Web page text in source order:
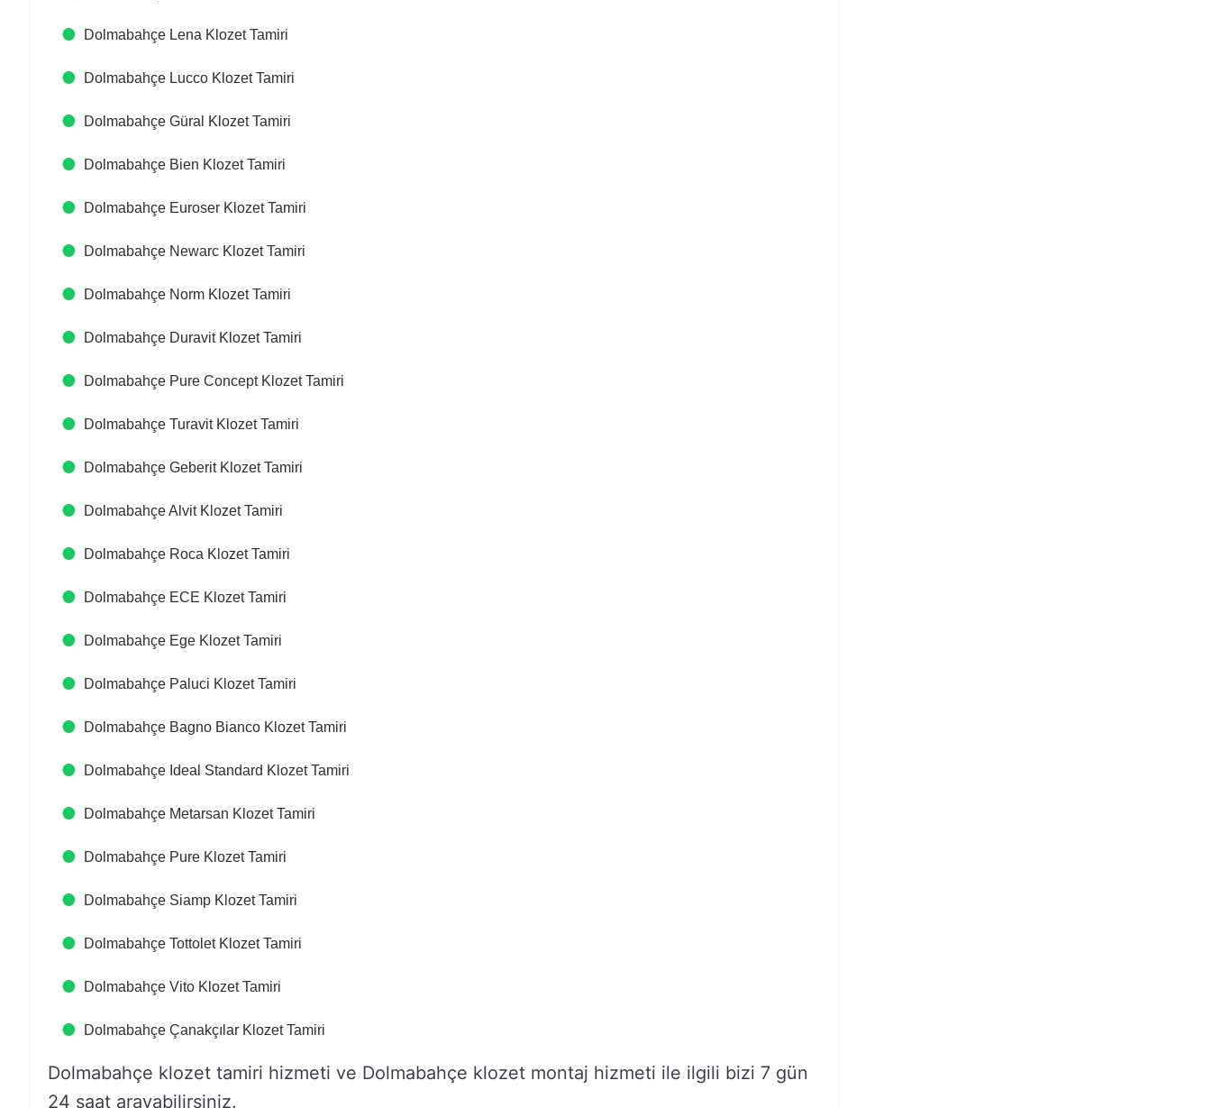
Dolmabahçe Lena Klozet Tamiri
Dolmabahçe Lucco Klozet Tamiri
Dolmabahçe Güral Klozet Tamiri
Dolmabahçe Bien Klozet Tamiri
Dolmabahçe Euroser Klozet Tamiri
Dolmabahçe Newarc Klozet Tamiri
Dolmabahçe Norm Klozet Tamiri
Dolmabahçe Duravit Klozet Tamiri
Dolmabahçe Pure Concept Klozet Tamiri
Dolmabahçe Turavit Klozet Tamiri
Dolmabahçe Geberit Klozet Tamiri
Dolmabahçe Alvit Klozet Tamiri
Dolmabahçe Roca Klozet Tamiri
Dolmabahçe ECE Klozet Tamiri
Dolmabahçe Ege Klozet Tamiri
Dolmabahçe Paluci Klozet Tamiri
Dolmabahçe Bagno Bianco Klozet Tamiri
Dolmabahçe Ideal Standard Klozet Tamiri
Dolmabahçe Metarsan Klozet Tamiri
Dolmabahçe Pure Klozet Tamiri
Dolmabahçe Siamp Klozet Tamiri
Dolmabahçe Tottolet Klozet Tamiri
Dolmabahçe Vito Klozet Tamiri
Dolmabahçe Çanakçılar Klozet Tamiri
Dolmabahçe klozet tamiri hizmeti ve Dolmabahçe klozet montaj hizmeti ile ilgili bizi 7 gün
24 saat arayabilirsiniz.